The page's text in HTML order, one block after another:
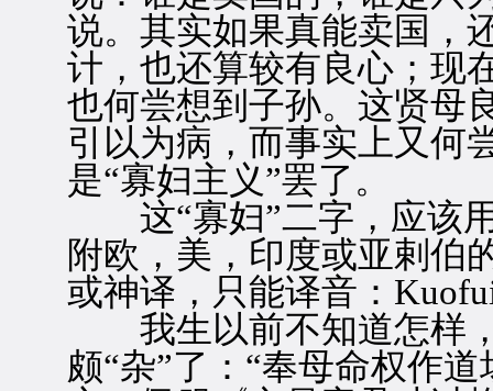
说。其实如果真能卖国，
计，也还算较有良心；现
也何尝想到子孙。这贤母
引以为病，而事实上又何
是“寡妇主义”罢了。
这“寡妇”二字，应该用
附欧，美，印度或亚剌伯
或神译，只能译音：
我生以前不知道怎样
颇“杂”了：“奉母命权作